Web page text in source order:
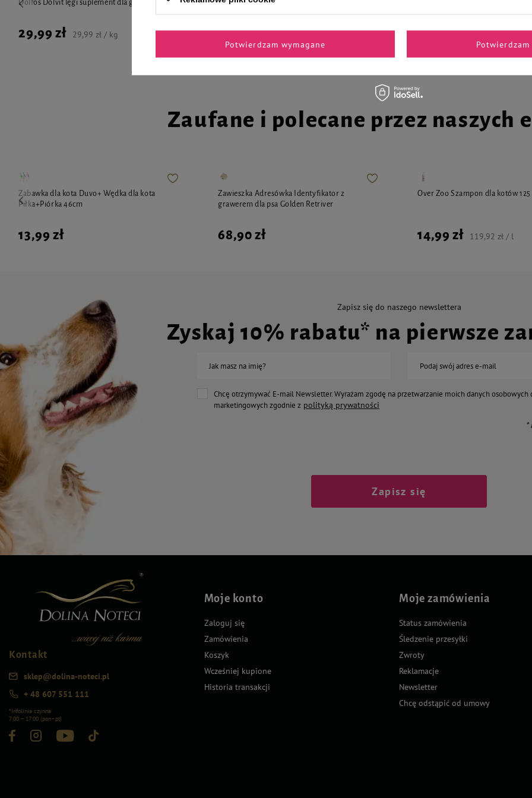
Dolfos Dolvit lęgi suplement dla gołębi 1 kg
29,99 zł 29,99 zł / kg
Over Zoo Soft Skin Gel Żel nawilżający do
22,99 zł 459,80 zł / l 10,99 zł
Zaufane i polecane przez naszych
Zabawka dla kota Duvo+ Wędka dla kota
Piłka+Piórka 46cm
13,99 zł
Zawieszka Adresówka Identyfikator z
grawerem dla psa Golden Retriver
68,90 zł
Over Zoo Szampon dla kotów
14,99 zł 119,92 zł / l
Zapisz się do naszego newslettera
Zyskaj 10% rabatu* na pierwsze
Jak masz na imię? Podaj swój adres e-mail
Chcę otrzymywać E-mail Newsletter. Wyrażam zgodę na przetwarzanie moich danych osobowych
marketingowych zgodnie z polityką prywatności
*
Zapisz się
Kontakt
sklep@dolina-noteci.pl
+ 48 607 551 111
*Infolinia czynna
7:00 – 17:00 (pon–pt)
Moje konto
Zaloguj się
Zamówienia
Koszyk
Wcześniej kupione
Historia transakcji
Moje zamówienia
Status zamówienia
Śledzenie przesyłki
Zwroty
Reklamacje
Newsletter
Chcę odstąpić od umowy
Potwierdzam wymagane